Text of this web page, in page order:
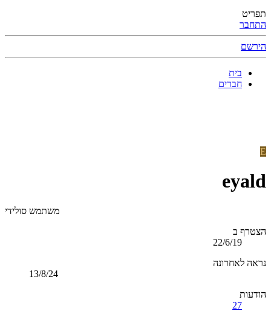
תפריט
התחבר
הירשם
בית
חברים
E
eyald
משתמש סולידי
הצטרף ב
22/6/19
נראה לאחרונה
13/8/24
הודעות
27